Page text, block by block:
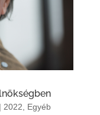
| 2022, Egyéb